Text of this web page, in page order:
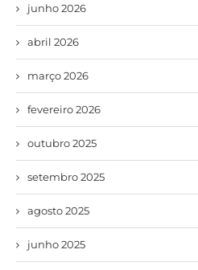
junho 2026
abril 2026
março 2026
fevereiro 2026
outubro 2025
setembro 2025
agosto 2025
junho 2025